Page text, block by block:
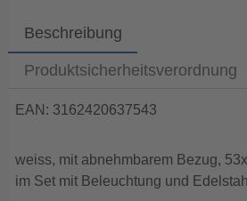
Beschreibung
Produktsicherheitsverordnung
EAN: 3162420637543
weiss, mit abnehmbarem Bezug,
im Set mit Beleuchtung und